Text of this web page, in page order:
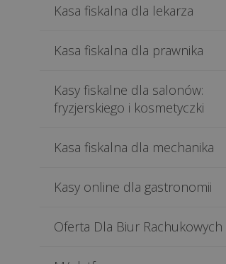
Kasa fiskalna dla lekarza
Kasa fiskalna dla prawnika
Kasy fiskalne dla salonów:
fryzjerskiego i kosmetyczki
Kasa fiskalna dla mechanika
Kasy online dla gastronomii
Oferta Dla Biur Rachukowych